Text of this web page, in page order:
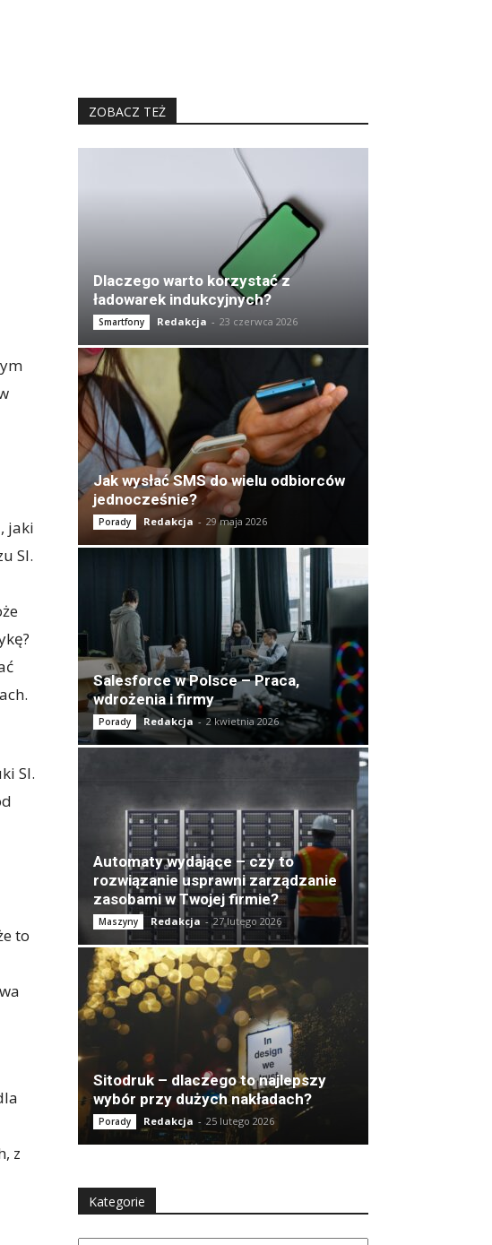
jaki
SI.
SI.
to
z
ZOBACZ TEŻ
Dlaczego warto korzystać z
ładowarek indukcyjnych?
Smartfony Redakcja - 23 czerwca 2026
Jak wysłać SMS do wielu odbiorców
jednocześnie?
Porady Redakcja - 29 maja 2026
Salesforce w Polsce – Praca,
wdrożenia i firmy
Porady Redakcja - 2 kwietnia 2026
Automaty wydające – czy to
rozwiązanie usprawni zarządzanie
zasobami w Twojej firmie?
Maszyny Redakcja - 27 lutego 2026
Sitodruk – dlaczego to najlepszy
wybór przy dużych nakładach?
Porady Redakcja - 25 lutego 2026
Kategorie
Kategorie